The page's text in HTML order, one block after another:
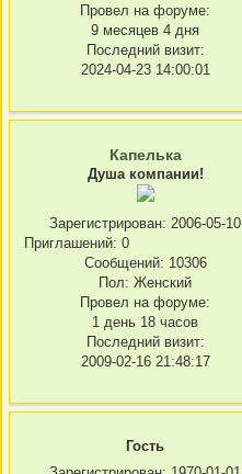
Провел на форуме:
9 месяцев 4 дня
Последний визит:
2024-04-23 14:00:01
Капелька
Душа компании!
Зарегистрирован: 2006-05-10
Приглашений: 0
Сообщений: 10306
Пол: Женский
Провел на форуме:
1 день 18 часов
Последний визит:
2009-02-16 21:48:17
Гость